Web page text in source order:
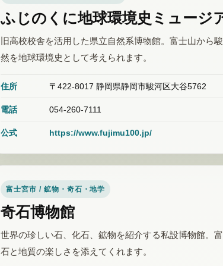
ふじのくに地球環境史ミュージ
旧高校校舎を活用した県立自然系博物館。富士山から
然を地球環境史として考えられます。
住所 〒422-8017 静岡県静岡市駿河区大谷5762
電話 054-260-7111
公式 https://www.fujimu100.jp/
富士宮市 / 鉱物・奇石・地学
奇石博物館
世界の珍しい石、化石、鉱物を紹介する私設博物館。
石と地質の楽しさを添えてくれます。